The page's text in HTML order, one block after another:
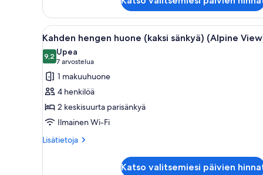
Avaa
kaikki
huonetyypin
Kahden
hengen
huone
(kaksi
sänkyä)
(Alpine
Hotellihuone, jossa on kaksi
6
Kahden hengen huone (kaksi sänkyä) (Alpine
9,29,2 kautta 10
Upea
7 arvostelua
(7
arvostelua)
1 makuuhuone
4 henkilöä
2 keskisuurta parisänkyä
Ilmainen Wi-Fi
Lisätietoja
Lisätietoja
Katso valitsemiesi päivien